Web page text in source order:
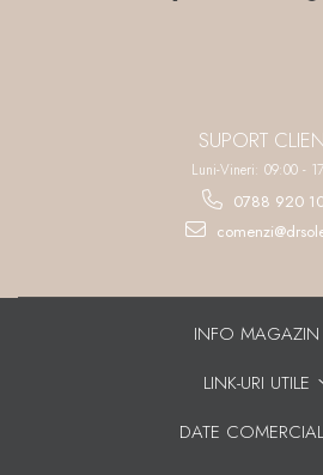
SUPORT
Luni-Vineri: 09:00 -
0788 920
INFO MAGAZIN
LINK-URI UTILE
DATE